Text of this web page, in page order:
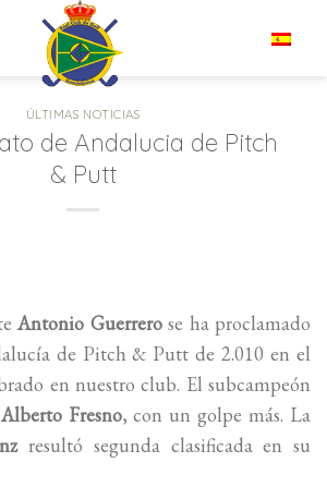
ÚLTIMAS NOTICIAS
de Andalucia de Pitch
& Putt
Antonio Guerrerose ha proclamado
de Pitch & Putt de 2.010 en el
en nuestro club. El subcampeón
Alberto Fresno, con un golpe más. La
resultó segunda clasificada en su